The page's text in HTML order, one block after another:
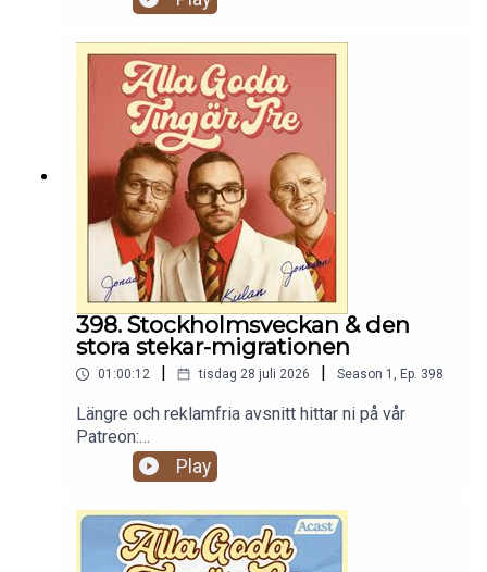
398. Stockholmsveckan & den
stora stekar-migrationen
01:00:12 | tisdag 28 juli 2026 | Season 1 , Ep. 398
Längre och reklamfria avsnitt hittar ni på vår
Patreon:
https://www.patreon.com/c/randommakingmovie
Play